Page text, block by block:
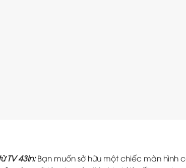
TV 43in:Bạn muốn sở hữu một chiếc màn hình